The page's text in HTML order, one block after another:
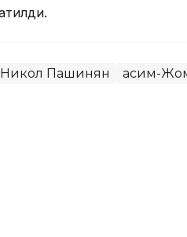
Никол Пашинян Қасим-